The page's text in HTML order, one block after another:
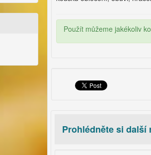
Použít můžeme jakékoliv
Prohlédněte si další